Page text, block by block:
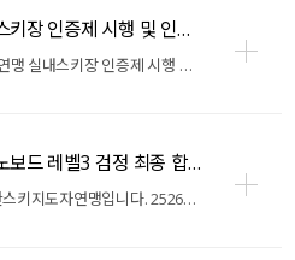
2026년 실내스키장 인증제 시행 및 인증 희망 시설…
대한스키지도자연맹 실내스키장 인증제 시행 및 인증 희망…
2526시즌 스노보드 레벨3 검정 최종 합격자 명단 안…
안녕하세요. 대한스키지도자연맹입니다. 2526시즌 스노보드 레벨3 검정 최종합격…